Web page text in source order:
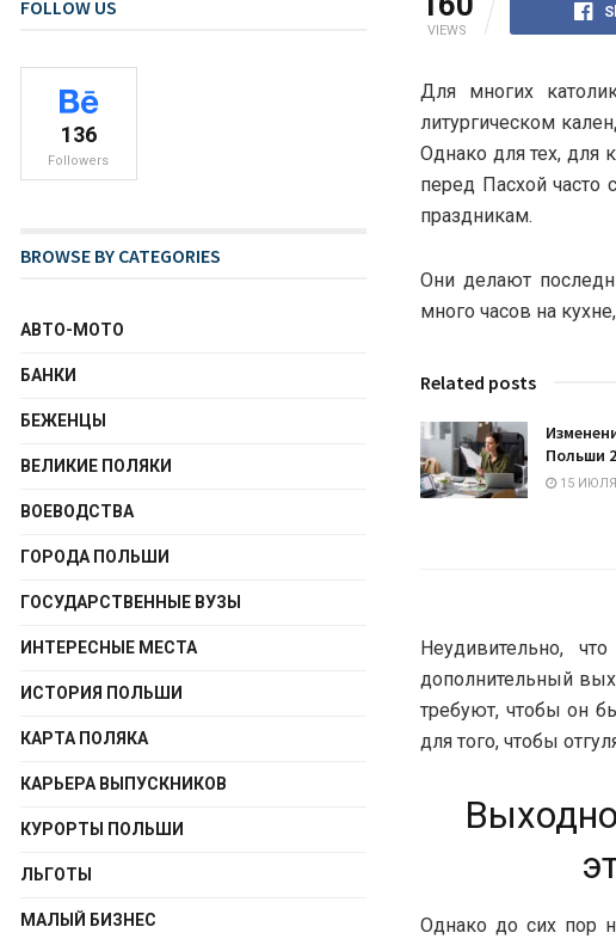
VIEWS
Для многих
литургическом
Однако для тех, для
перед Пасхой часто
праздникам.
Они делают
много часов на
Related posts
Польши
15
Неудивительно,
дополнительный
требуют, чтобы он
для того, чтобы
Однако до сих пор
FOLLOW US
136
Followers
BROWSE BY CATEGORIES
АВТО-МОТО
БАНКИ
БЕЖЕНЦЫ
ВЕЛИКИЕ ПОЛЯКИ
ВОЕВОДСТВА
ГОРОДА ПОЛЬШИ
ГОСУДАРСТВЕННЫЕ ВУЗЫ
ИНТЕРЕСНЫЕ МЕСТА
ИСТОРИЯ ПОЛЬШИ
КАРТА ПОЛЯКА
КАРЬЕРА ВЫПУСКНИКОВ
КУРОРТЫ ПОЛЬШИ
ЛЬГОТЫ
МАЛЫЙ БИЗНЕС